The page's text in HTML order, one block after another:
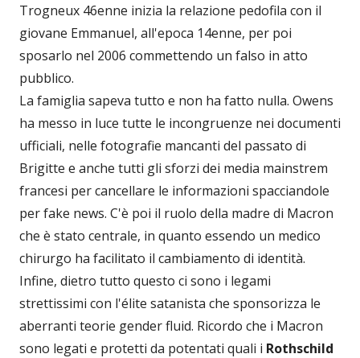
Trogneux 46enne inizia la relazione pedofila con il
giovane Emmanuel, all'epoca 14enne, per poi
sposarlo nel 2006 commettendo un falso in atto
pubblico.
La famiglia sapeva tutto e non ha fatto nulla. Owens
ha messo in luce tutte le incongruenze nei documenti
ufficiali, nelle fotografie mancanti del passato di
Brigitte e anche tutti gli sforzi dei media mainstrem
francesi per cancellare le informazioni spacciandole
per fake news. C'è poi il ruolo della madre di Macron
che è stato centrale, in quanto essendo un medico
chirurgo ha facilitato il cambiamento di identità.
Infine, dietro tutto questo ci sono i legami
strettissimi con l'élite satanista che sponsorizza le
aberranti teorie gender fluid. Ricordo che i Macron
sono legati e protetti da potentati quali i Rothschild